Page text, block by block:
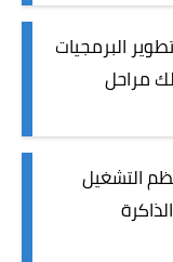
البرمجيات
مراحل
التشغيل